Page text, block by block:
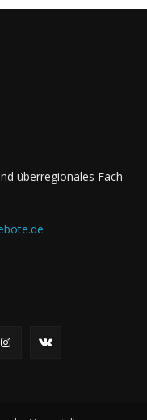
überregionales Fach-